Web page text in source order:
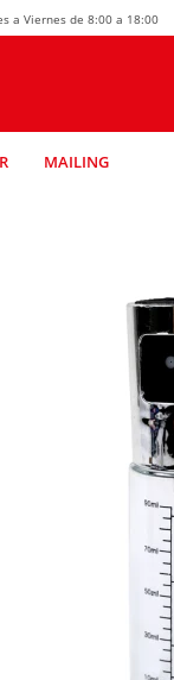
MAILING
a Viernes de 8:00 a 18:00